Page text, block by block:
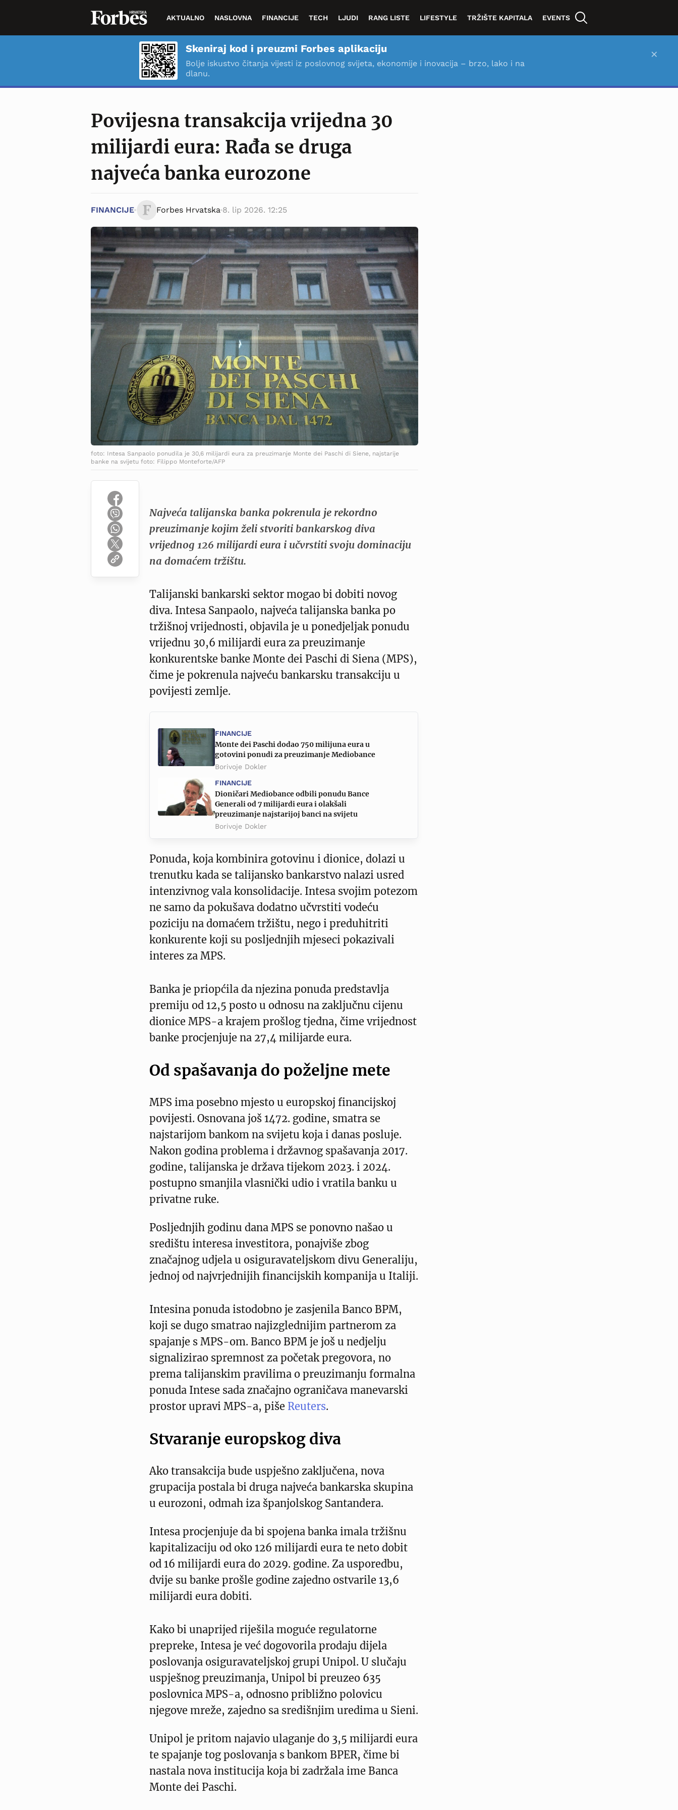
AKTUALNO NASLOVNA FINANCIJE TECH LJUDI RANG LISTE LIFESTYLE TRŽIŠTE KAPITALA EVENTS
Skeniraj kod i preuzmi Forbes aplikaciju
Bolje iskustvo čitanja vijesti iz poslovnog svijeta, ekonomije i inovacija – brzo, lako i na
dlanu.
×
Povijesna transakcija vrijedna 30
milijardi eura: Rađa se druga
najveća banka eurozone
FINANCIJE Forbes Hrvatska 8. lip 2026. 12:25
foto: Intesa Sanpaolo ponudila je 30,6 milijardi eura za preuzimanje Monte dei Paschi di Siene, najstarije
banke na svijetu foto: Filippo Monteforte/AFP
Najveća talijanska banka pokrenula je rekordno
preuzimanje kojim želi stvoriti bankarskog diva
vrijednog 126 milijardi eura i učvrstiti svoju dominaciju
na domaćem tržištu.
Talijanski bankarski sektor mogao bi dobiti novog
diva. Intesa Sanpaolo, najveća talijanska banka po
tržišnoj vrijednosti, objavila je u ponedjeljak ponudu
vrijednu 30,6 milijardi eura za preuzimanje
konkurentske banke Monte dei Paschi di Siena (MPS),
čime je pokrenula najveću bankarsku transakciju u
povijesti zemlje.
FINANCIJE
Monte dei Paschi dodao 750 milijuna eura u
gotovini ponudi za preuzimanje Mediobance
Borivoje Dokler
FINANCIJE
Dioničari Mediobance odbili ponudu Bance
Generali od 7 milijardi eura i olakšali
preuzimanje najstarijoj banci na svijetu
Borivoje Dokler
Ponuda, koja kombinira gotovinu i dionice, dolazi u
trenutku kada se talijansko bankarstvo nalazi usred
intenzivnog vala konsolidacije. Intesa svojim potezom
ne samo da pokušava dodatno učvrstiti vodeću
poziciju na domaćem tržištu, nego i preduhitriti
konkurente koji su posljednjih mjeseci pokazivali
interes za MPS.
Banka je priopćila da njezina ponuda predstavlja
premiju od 12,5 posto u odnosu na zaključnu cijenu
dionice MPS-a krajem prošlog tjedna, čime vrijednost
banke procjenjuje na 27,4 milijarde eura.
Od spašavanja do poželjne mete
MPS ima posebno mjesto u europskoj financijskoj
povijesti. Osnovana još 1472. godine, smatra se
najstarijom bankom na svijetu koja i danas posluje.
Nakon godina problema i državnog spašavanja 2017.
godine, talijanska je država tijekom 2023. i 2024.
postupno smanjila vlasnički udio i vratila banku u
privatne ruke.
Posljednjih godinu dana MPS se ponovno našao u
središtu interesa investitora, ponajviše zbog
značajnog udjela u osiguravateljskom divu Generaliju,
jednoj od najvrjednijih financijskih kompanija u Italiji.
Intesina ponuda istodobno je zasjenila Banco BPM,
koji se dugo smatrao najizglednijim partnerom za
spajanje s MPS-om. Banco BPM je još u nedjelju
signalizirao spremnost za početak pregovora, no
prema talijanskim pravilima o preuzimanju formalna
ponuda Intese sada značajno ograničava manevarski
prostor upravi MPS-a, piše Reuters.
Stvaranje europskog diva
Ako transakcija bude uspješno zaključena, nova
grupacija postala bi druga najveća bankarska skupina
u eurozoni, odmah iza španjolskog Santandera.
Intesa procjenjuje da bi spojena banka imala tržišnu
kapitalizaciju od oko 126 milijardi eura te neto dobit
od 16 milijardi eura do 2029. godine. Za usporedbu,
dvije su banke prošle godine zajedno ostvarile 13,6
milijardi eura dobiti.
Kako bi unaprijed riješila moguće regulatorne
prepreke, Intesa je već dogovorila prodaju dijela
poslovanja osiguravateljskoj grupi Unipol. U slučaju
uspješnog preuzimanja, Unipol bi preuzeo 635
poslovnica MPS-a, odnosno približno polovicu
njegove mreže, zajedno sa središnjim uredima u Sieni.
Unipol je pritom najavio ulaganje do 3,5 milijardi eura
te spajanje tog poslovanja s bankom BPER, čime bi
nastala nova institucija koja bi zadržala ime Banca
Monte dei Paschi.